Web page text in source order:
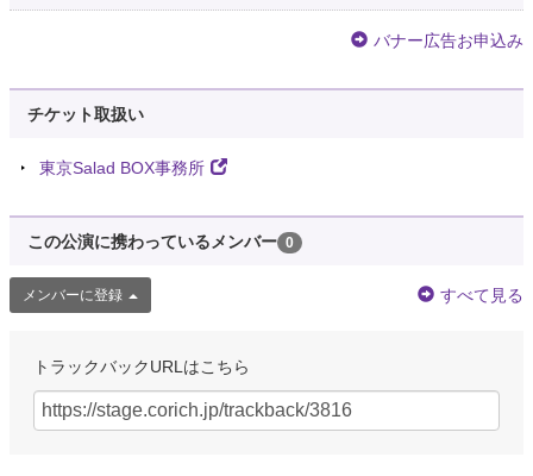
バナー広告お申込み
チケット取扱い
東京Salad BOX事務所
この公演に携わっているメンバー 0
メンバーに登録 すべて見る
トラックバックURLはこちら